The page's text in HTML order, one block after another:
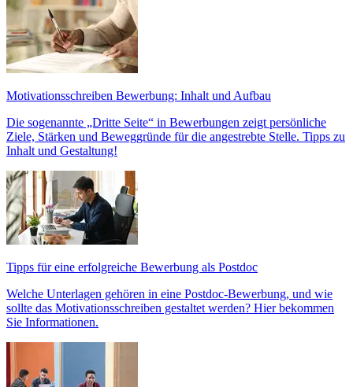
Motivationsschreiben Bewerbung: Inhalt und Aufbau
Die sogenannte „Dritte Seite“ in Bewerbungen zeigt persönliche
Ziele, Stärken und Beweggründe für die angestrebte Stelle. Tipps zu
Inhalt und Gestaltung!
Tipps für eine erfolgreiche Bewerbung als Postdoc
Welche Unterlagen gehören in eine Postdoc-Bewerbung, und wie
sollte das Motivationsschreiben gestaltet werden? Hier bekommen
Sie Informationen.